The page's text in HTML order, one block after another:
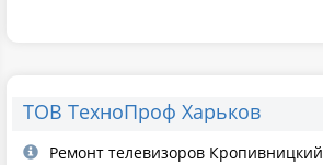
ТОВ ТехноПроф Харьков
Ремонт телевизоров Кропивницкий